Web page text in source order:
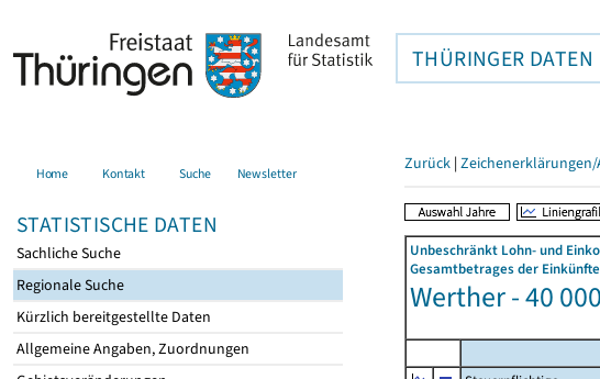
THÜRINGER DATEN
Home Kontakt Suche Newsletter
STATISTISCHE DATEN
Sachliche Suche
Regionale Suche
Kürzlich bereitgestellte Daten
Allgemeine Angaben, Zuordnungen
Zurück |
Unbeschränkt Lohn- und
Gesamtbetrages der
Werther - 40